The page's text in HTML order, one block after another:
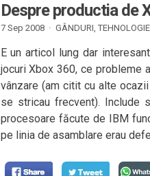
Despre productia de
7 Sep 2008 · GÂNDURI, TEHNOLOGIE
E un articol lung dar
jocuri Xbox 360, ce probleme
vânzare (am citit cu alte
se stricau frecvent). Include
procesoare făcute de IBM
pe linia de asamblare erau